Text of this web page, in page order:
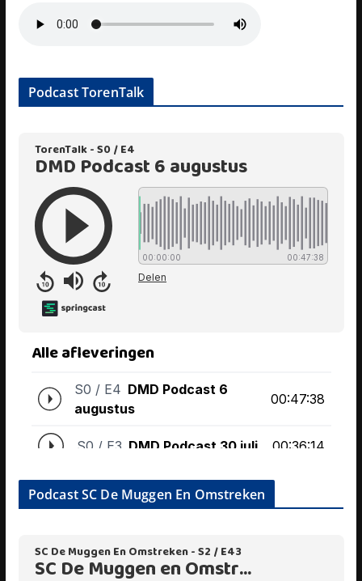
Podcast TorenTalk
Podcast SC De Muggen En Omstreken